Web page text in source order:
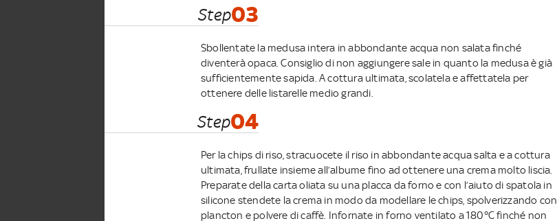
Step03
Sbollentate la medusa intera in abbondante acqua non salata finché
diventerà opaca. Consiglio di non aggiungere sale in quanto la medusa è già
sufficientemente sapida. A cottura ultimata, scolatela e affettatela per
ottenere delle listarelle medio grandi.
Step04
Per la chips di riso, stracuocete il riso in abbondante acqua salta e a cottura
ultimata, frullate insieme all’albume fino ad ottenere una crema molto liscia.
Preparate della carta oliata su una placca da forno e con l’aiuto di spatola in
silicone stendete la crema in modo da modellare le chips, spolverizzando con
plancton e polvere di caffè. Infornate in forno ventilato a 180°C finché non